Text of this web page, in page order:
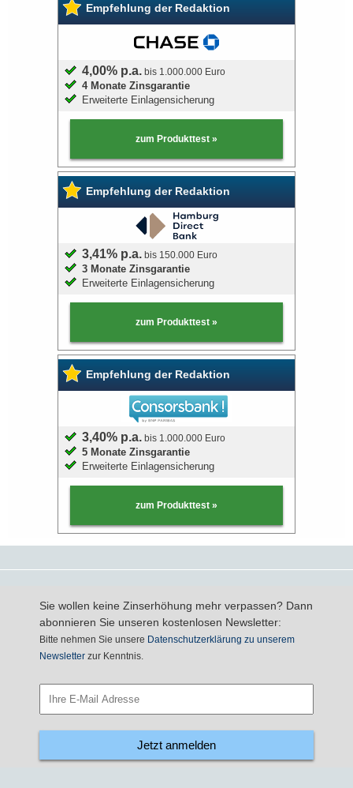
Crowdinvesting
P2P-Kredite
Empfehlung der Redaktion
4,00% p.a. bis 1.000.000 Euro
4 Monate Zinsgarantie
Erweiterte Einlagensicherung
zum Produkttest »
Empfehlung der Redaktion
3,41% p.a. bis 150.000 Euro
3 Monate Zinsgarantie
Erweiterte Einlagensicherung
zum Produkttest »
Empfehlung der Redaktion
3,40% p.a. bis 1.000.000 Euro
5 Monate Zinsgarantie
Erweiterte Einlagensicherung
zum Produkttest »
Sie wollen keine Zinserhöhung mehr verpassen? Dann
abonnieren Sie unseren kostenlosen Newsletter:
Bitte nehmen Sie unsere Datenschutzerklärung zu unserem
Newsletter zur Kenntnis.
Jetzt anmelden